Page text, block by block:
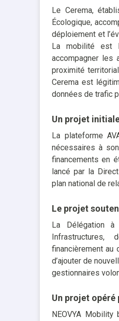
Le Cerema,
Écologique,
déploiement et
La mobilité est
accompagner les
proximité
Cerema est
données de trafic
Un projet
La plateforme
nécessaires à
financements en
lancé par la
plan national de
Le projet
La Délégation
financièrement au
d’ajouter de
gestionnaires
Un projet opéré
NEOVYA